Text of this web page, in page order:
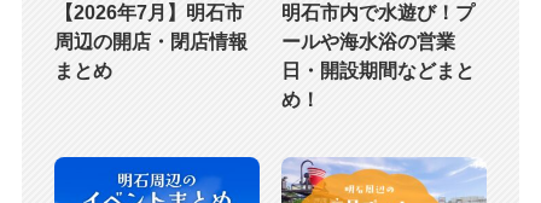
【2026年7月】明石市
周辺の開店・閉店情報
まとめ
明石市内で水遊び！プ
ールや海水浴の営業
日・開設期間などまと
め！